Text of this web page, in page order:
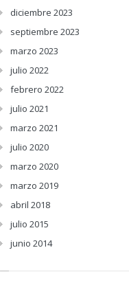
diciembre 2023
septiembre 2023
marzo 2023
julio 2022
febrero 2022
julio 2021
marzo 2021
julio 2020
marzo 2020
marzo 2019
abril 2018
julio 2015
junio 2014